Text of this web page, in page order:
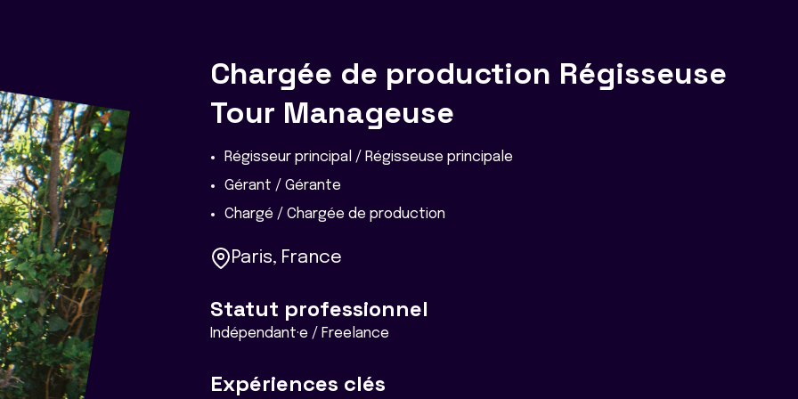
Chargée de production Régisseuse
Tour Manageuse
Régisseur principal / Régisseuse principale
Gérant / Gérante
Chargé / Chargée de production
Paris, France
Statut professionnel
Indépendant·e / Freelance
Expériences clés